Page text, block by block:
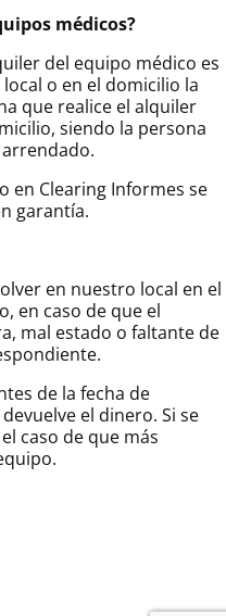
médicos?
del equipo médico es
o en el domicilio la
que realice el alquiler
siendo la persona
en Clearing Informes se
garantía.
en nuestro local en el
en caso de que el
mal estado o faltante de
de la fecha de
el dinero. Si se
caso de que más